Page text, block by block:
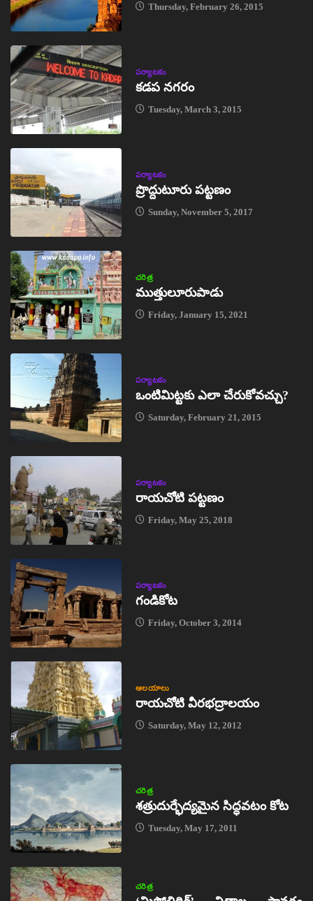
Thursday, February 26, 2015
పర్యాటకం
కడప నగరం
Tuesday, March 3, 2015
పర్యాటకం
ప్రొద్దుటూరు పట్టణం
Sunday, November 5, 2017
చరిత్ర
ముత్తులూరుపాడు
Friday, January 15, 2021
పర్యాటకం
ఒంటిమిట్టకు ఎలా చేరుకోవచ్చు?
Saturday, February 21, 2015
పర్యాటకం
రాయచోటి పట్టణం
Friday, May 25, 2018
పర్యాటకం
గండికోట
Friday, October 3, 2014
ఆలయాలు
రాయచోటి వీరభద్రాలయం
Saturday, May 12, 2012
చరిత్ర
శత్రుదుర్భేద్యమైన సిద్ధవటం కోట
Tuesday, May 17, 2011
చరిత్ర